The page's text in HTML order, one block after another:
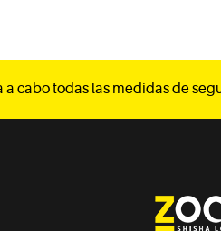
cabo todas las medidas de